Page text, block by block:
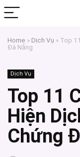
Home » Dịch Vụ » Top
Đà Nẵng
Dịch Vụ
Top 11
Hiện
Chứng